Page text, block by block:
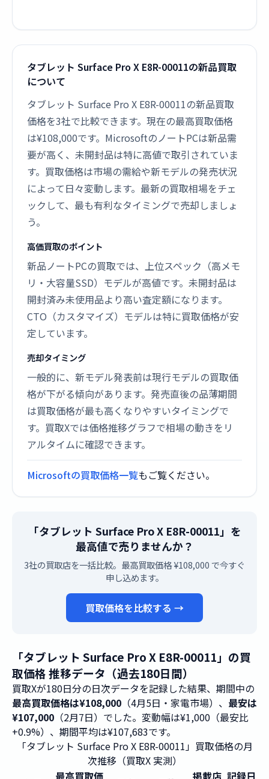
タブレット Surface Pro X E8R-00011の新品買取
について
タブレット Surface Pro X E8R-00011の新品買取
価格を3社で比較できます。現在の最高買取価格
は¥108,000です。MicrosoftのノートPCは新品需
要が高く、未開封品は特に高値で取引されていま
す。買取価格は市場の需給や新モデルの発売状況
によって日々変動します。最新の買取相場をチェ
ックして、最も有利なタイミングで売却しましょ
う。
高価買取のポイント
新品ノートPCの買取では、上位スペック（高メモ
リ・大容量SSD）モデルが高値です。未開封品は
開封済み未使用品より高い査定額になります。
CTO（カスタマイズ）モデルは特に買取価格が安
定しています。
売却タイミング
一般的に、新モデル発表前は現行モデルの買取価
格が下がる傾向があります。発売直後の品薄期間
は買取価格が最も高くなりやすいタイミングで
す。買取Xでは価格推移グラフで相場の動きをリ
アルタイムに確認できます。
Microsoftの買取価格一覧もご覧ください。
「タブレット Surface Pro X E8R-00011」を
最高値で売りませんか？
3社の買取店を一括比較。最高買取価格 ¥108,000 で今すぐ
申し込めます。
買取価格を比較する →
「タブレット Surface Pro X E8R-00011」の買
取価格 推移データ（過去180日間）
買取Xが180日分の日次データを記録した結果、期間中の
最高買取価格は¥108,000 （4月5日・家電市場）、 最安は
¥107,000 （2月7日）でした。変動幅は¥1,000（最安比
+0.9%）、期間平均は¥107,683です。
「タブレット Surface Pro X E8R-00011」買取価格の月
次推移（買取X 実測）
最高買取価
掲載店 記録日